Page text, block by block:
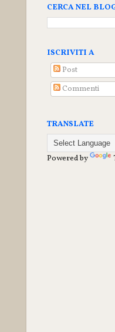
CERCA NEL
ISCRIVITI A
Post
Commenti
TRANSLATE
Powered by